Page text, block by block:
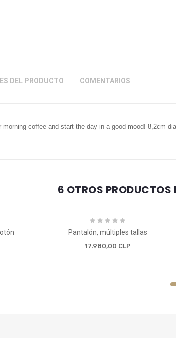
DEL PRODUCTO COMENTARIOS
coffee and start the day in a good mood! 8,2cm
6 OTROS
Pantalón, múltiples tallas
17.980,00 CLP